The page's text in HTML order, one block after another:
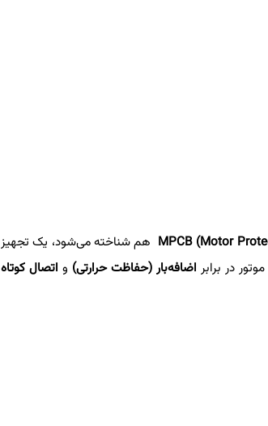
MPCB (Motor هم شناخته می‌شود، یک تجهیز
در برابر اضافه‌بار (حفاظت حرارتی) و اتصال کوتاه